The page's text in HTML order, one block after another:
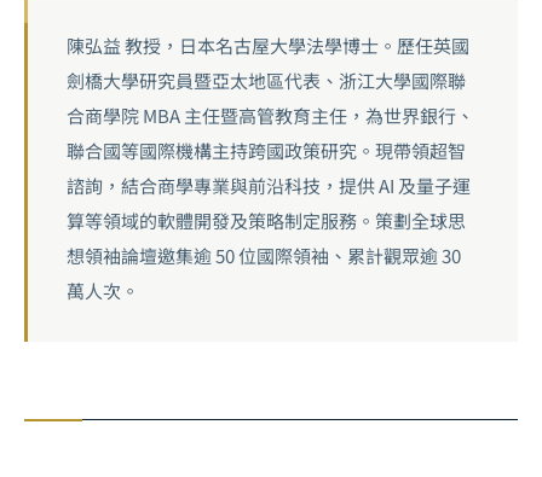
陳弘益 教授，日本名古屋大學法學博士。歷任英國
劍橋大學研究員暨亞太地區代表、浙江大學國際聯
合商學院 MBA 主任暨高管教育主任，為世界銀行、
聯合國等國際機構主持跨國政策研究。現帶領超智
諮詢，結合商學專業與前沿科技，提供 AI 及量子運
算等領域的軟體開發及策略制定服務。策劃全球思
想領袖論壇邀集逾 50 位國際領袖、累計觀眾逾 30
萬人次。